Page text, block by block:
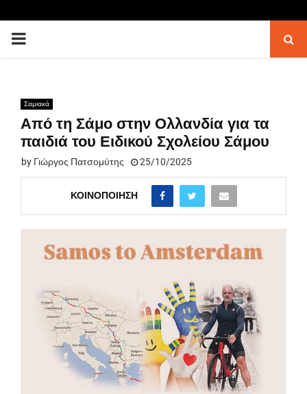
PRIMARY
Σαμιακά
Από τη Σάμο στην Ολλανδία για τα
παιδιά του Ειδικού Σχολείου Σάμου
by Γιώργος Πατσομύτης 25/10/2025
ΚΟΙΝΟΠΟΊΗΣΗ